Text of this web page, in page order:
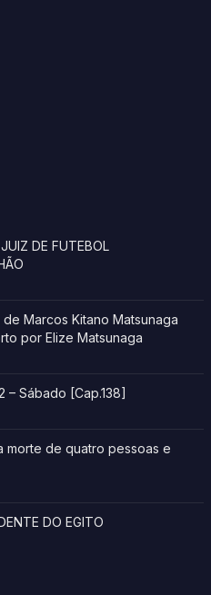
DE FUTEBOL
Marcos Kitano Matsunaga
por Elize Matsunaga
– Sábado [Cap.138]
morte de quatro pessoas e
DO EGITO